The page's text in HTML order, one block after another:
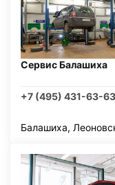
Сервис Балашиха
+7 (495) 431-63-63
Балашиха,